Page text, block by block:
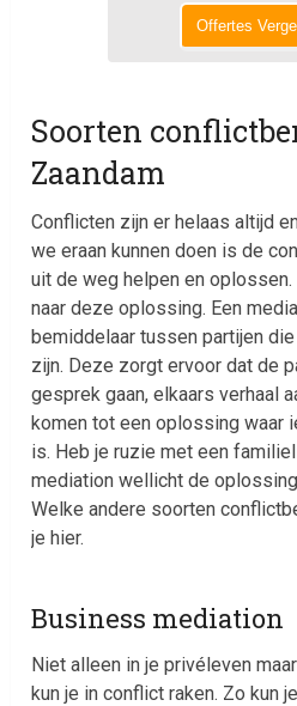
Offertes
Soorten
Zaandam
Conflicten zijn er helaas altijd
we eraan kunnen doen is de
uit de weg helpen en
naar deze oplossing. Een
bemiddelaar tussen partijen
zijn. Deze zorgt ervoor dat de
gesprek gaan, elkaars verhaal
komen tot een oplossing waar
is. Heb je ruzie met een
mediation wellicht de
Welke andere soorten
je hier.
Business mediation
Niet alleen in je privéleven
kun je in conflict raken. Zo kun